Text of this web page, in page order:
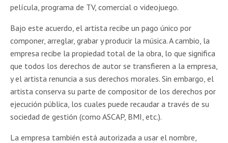
película, programa de TV, comercial o videojuego.
Bajo este acuerdo, el artista recibe un pago único por
componer, arreglar, grabar y producir la música. A cambio, la
empresa recibe la propiedad total de la obra, lo que significa
que todos los derechos de autor se transfieren a la empresa,
y el artista renuncia a sus derechos morales. Sin embargo, el
artista conserva su parte de compositor de los derechos por
ejecución pública, los cuales puede recaudar a través de su
sociedad de gestión (como ASCAP, BMI, etc.).
La empresa también está autorizada a usar el nombre,